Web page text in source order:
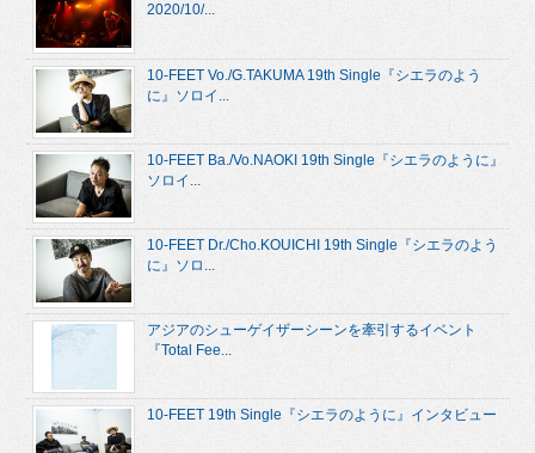
2020/10/...
10-FEET Vo./G.TAKUMA 19th Single『シエラのよう
に』ソロイ...
10-FEET Ba./Vo.NAOKI 19th Single『シエラのように』
ソロイ...
10-FEET Dr./Cho.KOUICHI 19th Single『シエラのよう
に』ソロ...
アジアのシューゲイザーシーンを牽引するイベント
『Total Fee...
10-FEET 19th Single『シエラのように』インタビュー